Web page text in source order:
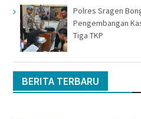
Polres Sragen
Pengembangan
Tiga TKP
BERITA TERBARU